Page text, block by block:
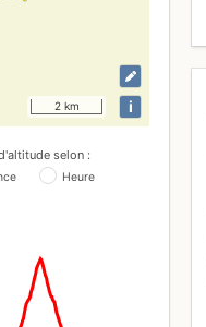
2 km i
selon :
Heure